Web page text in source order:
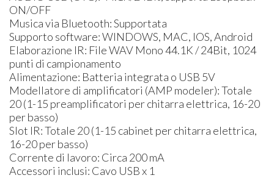
ON/OFF
Musica via Bluetooth: Supportata
Supporto software: WINDOWS, MAC, IOS, Android
Elaborazione IR: File WAV Mono 44.1K / 24Bit, 1024
punti di campionamento
Alimentazione: Batteria integrata o USB 5V
Modellatore di amplificatori (AMP modeler): Totale
20 (1-15 preamplificatori per chitarra elettrica, 16-20
per basso)
Slot IR: Totale 20 (1-15 cabinet per chitarra elettrica,
16-20 per basso)
Corrente di lavoro: Circa 200 mA
Accessori inclusi: Cavo USB x 1